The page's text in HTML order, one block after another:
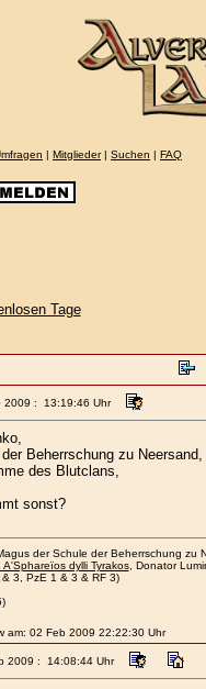
| Mitglieder| Suchen | FAQ
Tage
2009 : 13:19:46 Uhr
Beherrschung zu Neersand,
des Blutclans,
sonst?
der Schule der Beherrschung zu
dylli Tyrakos, Donator
3, PzE 1 & 3 & RF 3)
am: 02 Feb 2009 22:22:30 Uhr
2009 : 14:08:44 Uhr